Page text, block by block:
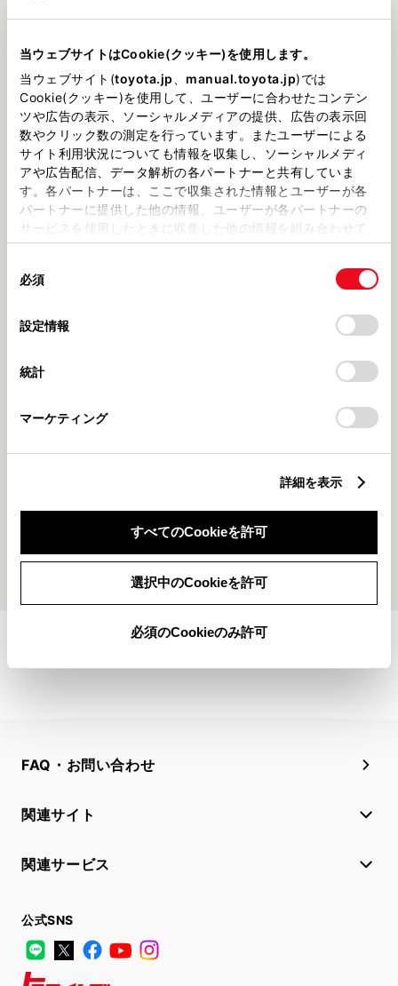
当ウェブサイトはCookie(クッキー)を使用します。
当ウェブサイト(toyota.jp manual.toyota.jp)では
Cookie(クッキー)を使用して、ユーザーに合わせたコンテン
ツや広告の表示、ソーシャルメディアの提供、広告の表示回
数やクリック数の測定を行っています。またユーザーによる
サイト利用状況についても情報を収集し、ソーシャルメディ
アや広告配信、データ解析の各パートナーと共有していま
す。各パートナーは、ここで収集された情報とユーザーが各
パートナーに提供した他の情報、ユーザーが各パートナーの
サービスを使用したときに収集した他の情報を組み合わせて
使用することがあります。当ウェブサイトの使用を続行する
デバイスにすべてのCookie(クッキー)が保存されることに同
意したことになります。Cookie(クッキー)のオプトアウト、
設定の変更、同意を撤回したりするにあたっては、当社の
「Cookie（クッキー）情報の取り扱いについて
」をご覧くだ
必須
設定情報
統計
マーケティング
詳細を表示
すべてのCookieを許可
選択中のCookieを許可
必須のCookieのみ許可
2026323
今年も、花壇にお花を植えまし
た。
2026223
Ｕ－Ｃａｒ情報
狭山支店
よう🚙
狭山支店
本年も大変お世話になりました✨
もっとみる
FAQ・お問い合わせ
関連サイト
関連サービス
公式SNS
LINE
X FacebookYouTube